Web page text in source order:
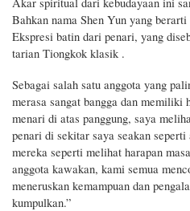
Bahkan nama Shen Yun yang
Ekspresi batin dari penari, yang
tarian Tiongkok klasik .
Sebagai salah satu anggota yang
merasa sangat bangga dan memiliki
menari di atas panggung, saya
penari di sekitar saya seakan
mereka seperti melihat harapan
anggota kawakan, kami semua
meneruskan kemampuan dan
kumpulkan.”